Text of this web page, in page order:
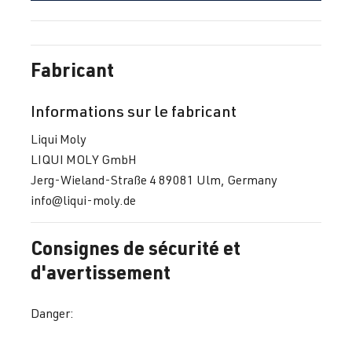
Fabricant
Informations sur le fabricant
Liqui Moly
LIQUI MOLY GmbH
Jerg-Wieland-Straße 4 89081 Ulm, Germany
info@liqui-moly.de
Consignes de sécurité et
d'avertissement
Danger: